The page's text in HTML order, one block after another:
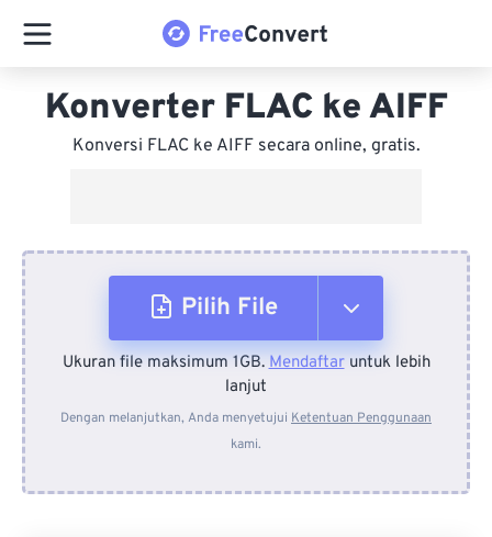
Konverter FLAC ke AIFF
Konversi FLAC ke AIFF secara online, gratis.
Pilih File
Dari Perangkat
Dari Dropbox
Ukuran file maksimum 1GB.Mendaftaruntuk lebih
lanjut
Dengan melanjutkan, Anda menyetujui Ketentuan Penggunaan
kami.